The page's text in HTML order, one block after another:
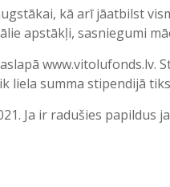
kā arī jāatbilst
apstākļi, sasniegumi
www.vitolufonds.lv.
liela summa stipendijā
Ja ir radušies